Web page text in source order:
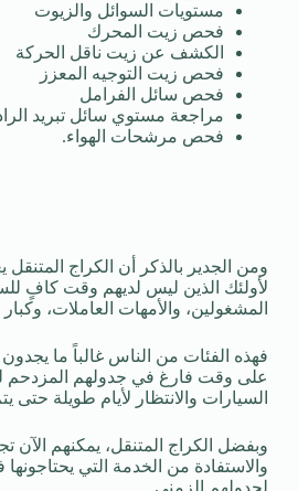
مستويات السوائل والزيوت
فحص زيت المحرك
الكشف عن زيت ناقل الحركة
فحص زيت التوجيه المعزز
فحص سائل الفرامل
مراجعة مستوي سائل تبريد
فحص مرشحات الهواء.
ومن الجدير بالذكر أن الكراج المتنقل
لأولئك الذين ليس لديهم وقت كافٍ
المشغولين، والأمهات العاملات،
فهذه الفئات من الناس غالباً ما
على وقت فارغ في جدولهم المزدحم
السيارات والانتظار لأيام طويلة حتى
وبفضل الكراج المتنقل، يمكنهم الآن
والاستفادة من الخدمة التي
لجدولهم الزمني.